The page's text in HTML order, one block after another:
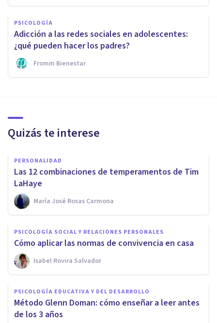
PSICOLOGÍA
Adicción a las redes sociales en adolescentes:
¿qué pueden hacer los padres?
Fromm Bienestar
Quizás te interese
PERSONALIDAD
Las 12 combinaciones de temperamentos de Tim
LaHaye
María José Rosas Carmona
PSICOLOGÍA SOCIAL Y RELACIONES PERSONALES
Cómo aplicar las normas de convivencia en casa
Isabel Rovira Salvador
PSICOLOGÍA EDUCATIVA Y DEL DESARROLLO
Método Glenn Doman: cómo enseñar a leer antes
de los 3 años